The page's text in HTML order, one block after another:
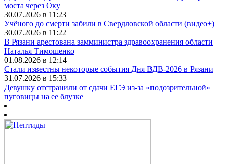
моста через Оку
30.07.2026 в 11:23
Учёного до смерти забили в Свердловской области (видео+)
30.07.2026 в 11:22
В Рязани арестована замминистра здравоохранения области
Наталья Тимошенко
01.08.2026 в 12:14
Стали известны некоторые события Дня ВДВ-2026 в Рязани
31.07.2026 в 15:33
Девушку отстранили от сдачи ЕГЭ из-за «подозрительной»
пуговицы на ее блузке